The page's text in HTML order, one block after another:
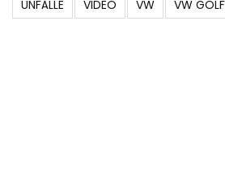
UNFÄLLE
VIDEO VW VW GOLF